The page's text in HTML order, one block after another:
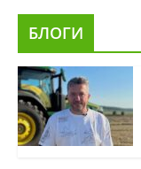
БЛОГИ